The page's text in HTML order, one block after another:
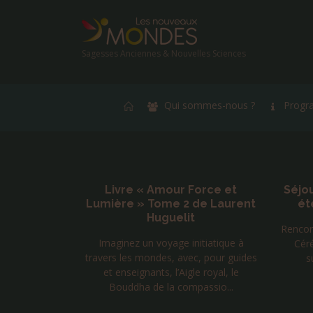
Sagesses Anciennes & Nouvelles Sciences
Qui sommes-nous ?
« Amour Force et
» Tome 2 de Laurent
un voyage initiatique à
les mondes, avec, pour guides
l’Aigle royal, le
de la compassio...
Séjours Mongolie
été 2026 avec
Rencontres avec 5 chamanes
Cérémonies et
suivant différentes